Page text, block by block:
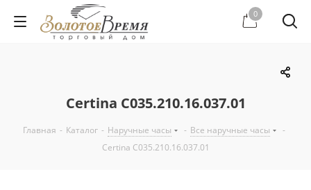
0
Certina C035.210.16.037.01
Главная - Каталог - Наручные часы - Все наручные часы
-
Certina C035.210.16.037.01